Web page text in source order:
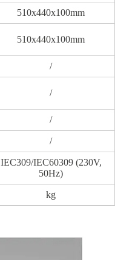
510x440x100mm
510x440x100mm
/
/
/
/
IEC309/IEC60309 (230V,
50Hz)
kg